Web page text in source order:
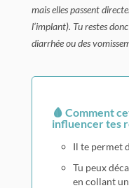
mais elles passent
l’implant). Tu restes
diarrhée ou des
🩸 Comment
influencer tes
Il te permet
Tu peux
en collant